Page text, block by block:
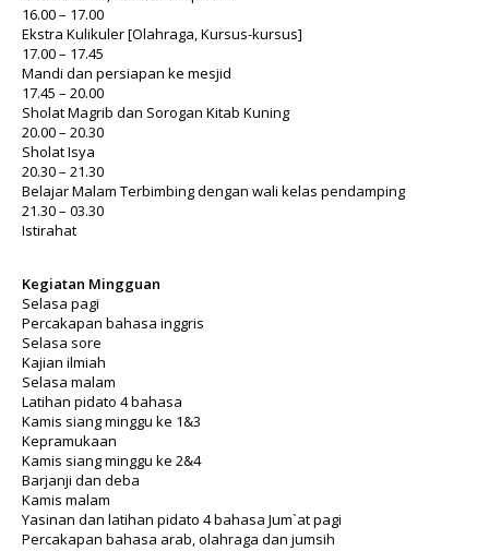
16.00 – 17.00
Ekstra Kulikuler [Olahraga, Kursus-kursus]
17.00 – 17.45
Mandi dan persiapan ke mesjid
17.45 – 20.00
Sholat Magrib dan Sorogan Kitab Kuning
20.00 – 20.30
Sholat Isya
20.30 – 21.30
Belajar Malam Terbimbing dengan wali kelas pendamping
21.30 – 03.30
Istirahat
Kegiatan Mingguan
Selasa pagi
Percakapan bahasa inggris
Selasa sore
Kajian ilmiah
Selasa malam
Latihan pidato 4 bahasa
Kamis siang minggu ke 1&3
Kepramukaan
Kamis siang minggu ke 2&4
Barjanji dan deba
Kamis malam
Yasinan dan latihan pidato 4 bahasa Jum`at pagi
Percakapan bahasa arab, olahraga dan jumsih